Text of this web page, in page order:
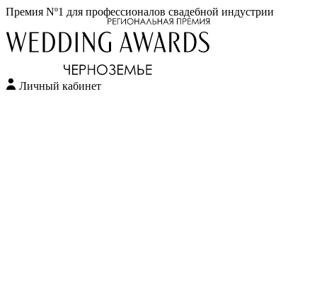
Премия Nº1 для профессионалов свадебной индустрии
Личный кабинет